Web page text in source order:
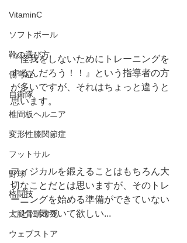
VitaminC
ソフトボール
靴の選び方
側弯症
自衛隊
椎間板ヘルニア
変形性膝関節症
フットサル
野球
格闘技
大腿骨頭壊死
ウェブストア
『怪我をしないためにトレーニングを
するんだろう！！』という指導者の方
が多いですが、それはちょっと違うと
思います。
フィジカルを鍛えることはもちろん大
切なことだとは思いますが、そのトレ
ーニングを始める準備ができていない
ことに気づいて欲しい...